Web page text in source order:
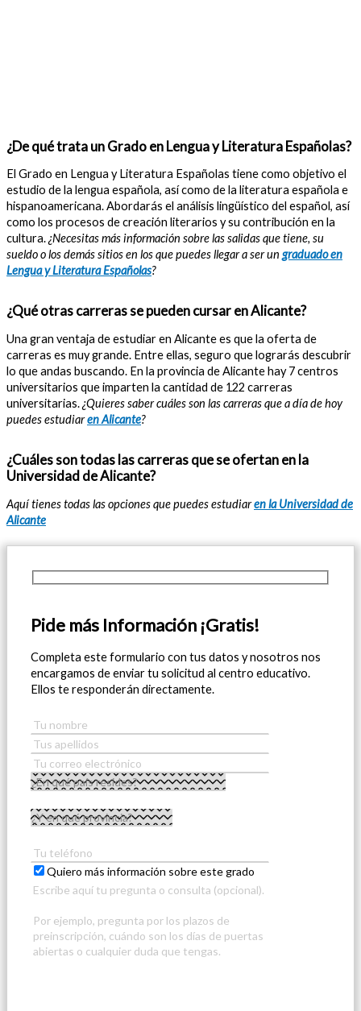
¿De qué trata un Grado en Lengua y Literatura Españolas?
El Grado en Lengua y Literatura Españolas tiene como objetivo el
estudio de la lengua española, así como de la literatura española e
hispanoamericana. Abordarás el análisis lingüístico del español, así
como los procesos de creación literarios y su contribución en la
cultura.¿Necesitas más información sobre las salidas que tiene, su
sueldo o los demás sitios en los que puedes llegar a ser un graduado en
Lengua y Literatura Españolas?
¿Qué otras carreras se pueden cursar en Alicante?
Una gran ventaja de estudiar en Alicante es que la oferta de
carreras es muy grande. Entre ellas, seguro que lograrás descubrir
lo que andas buscando. En la provincia de Alicante hay 7 centros
universitarios que imparten la cantidad de 122 carreras
universitarias.¿Quieres saber cuáles son las carreras que a día de hoy
puedes estudiaren Alicante?
¿Cuáles son todas las carreras que se ofertan en la
Universidad de Alicante?
Aquí tienes todas las opciones que puedes estudiaren la Universidad de
Alicante
Pide más Información ¡Gratis!
Completa este formulario con tus datos y nosotros nos
encargamos de enviar tu solicitud al centro educativo.
Ellos te responderán directamente.
Quiero más información sobre este grado